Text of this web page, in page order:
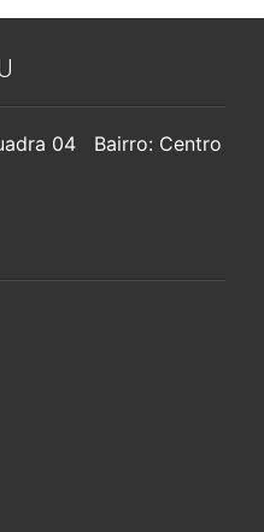
04 Bairro: Centro